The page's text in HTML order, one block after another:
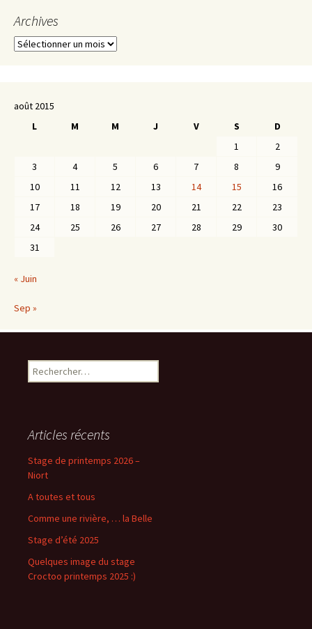
Archives
Archives
août 2015
L
M M J V S
D
1
2
3
4 5 6 7 8
9
10
11 12 13 14 15
16
17
18 19 20 21 22
23
24
25 26 27 28 29
30
31
« Juin
Sep »
Rechercher :
Articles récents
Stage de printemps 2026 –
Niort
A toutes et tous
Comme une rivière, … la Belle
Stage d’été 2025
Quelques image du stage
Croctoo printemps 2025 :)